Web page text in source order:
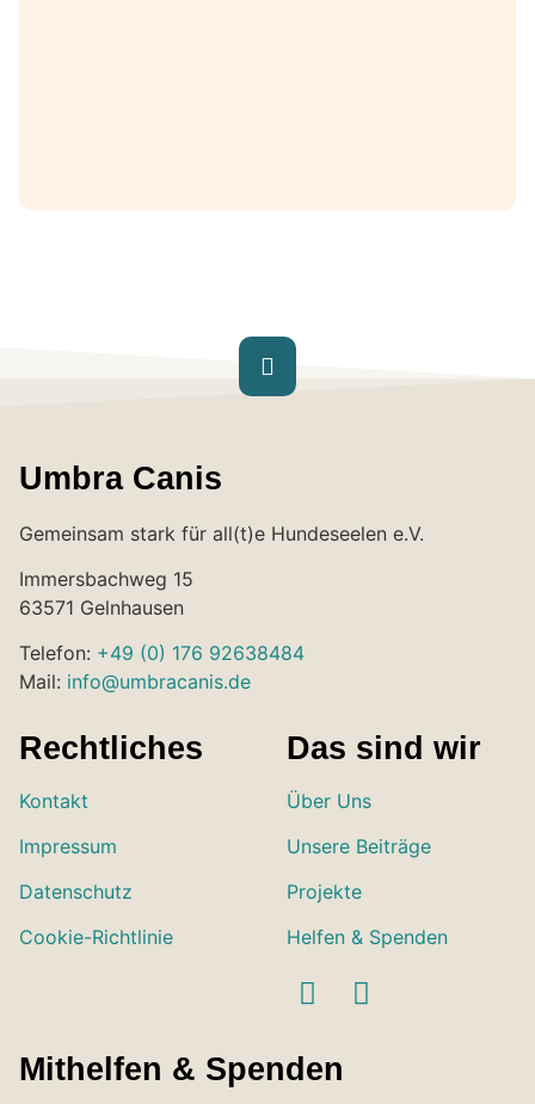
Umbra Canis
Gemeinsam stark für all(t)e Hundeseelen e.V.
Immersbachweg 15
63571 Gelnhausen
Telefon: +49 (0) 176 92638484
Mail: info@umbracanis.de
Rechtliches
Kontakt
Impressum
Datenschutz
Cookie-Richtlinie
Das sind wir
Über Uns
Unsere Beiträge
Projekte
Helfen & Spenden
Mithelfen & Spenden